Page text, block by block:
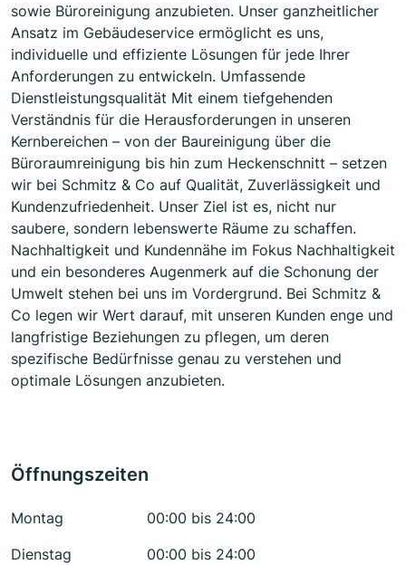
sowie Büroreinigung anzubieten. Unser ganzheitlicher
Ansatz im Gebäudeservice ermöglicht es uns,
individuelle und effiziente Lösungen für jede Ihrer
Anforderungen zu entwickeln. Umfassende
Dienstleistungsqualität Mit einem tiefgehenden
Verständnis für die Herausforderungen in unseren
Kernbereichen – von der Baureinigung über die
Büroraumreinigung bis hin zum Heckenschnitt – setzen
wir bei Schmitz & Co auf Qualität, Zuverlässigkeit und
Kundenzufriedenheit. Unser Ziel ist es, nicht nur
saubere, sondern lebenswerte Räume zu schaffen.
Nachhaltigkeit und Kundennähe im Fokus Nachhaltigkeit
und ein besonderes Augenmerk auf die Schonung der
Umwelt stehen bei uns im Vordergrund. Bei Schmitz &
Co legen wir Wert darauf, mit unseren Kunden enge und
langfristige Beziehungen zu pflegen, um deren
spezifische Bedürfnisse genau zu verstehen und
optimale Lösungen anzubieten.
Öffnungszeiten
Montag
00:00 bis 24:00
Dienstag
00:00 bis 24:00